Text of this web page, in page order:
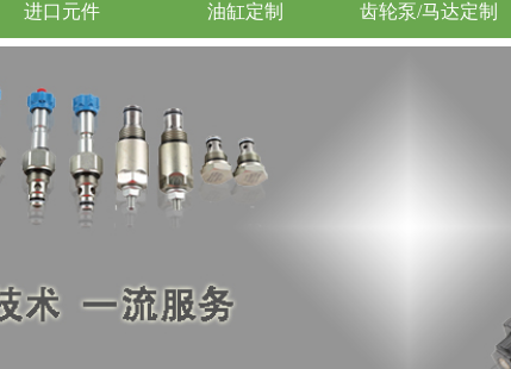
进口元件 油缸定制 齿轮泵/马达定制